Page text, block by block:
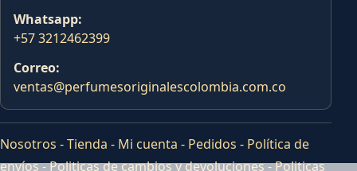
Whatsapp:
+57 3212462399
Correo:
ventas@perfumesoriginalescolombia.com.co
Nosotros -Tienda - Mi cuenta - Pedidos - Política de
envíos-Politicas de cambios y devoluciones-Politicas